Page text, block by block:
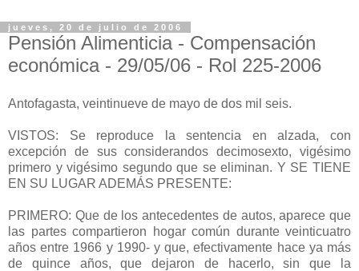
jueves, 20 de julio de 2006
Pensión Alimenticia - Compensación
económica - 29/05/06 - Rol 225-2006
Antofagasta, veintinueve de mayo de dos mil seis.
VISTOS: Se reproduce la sentencia en alzada, con
excepción de sus considerandos decimosexto, vigésimo
primero y vigésimo segundo que se eliminan. Y SE TIENE
EN SU LUGAR ADEMÁS PRESENTE:
PRIMERO: Que de los antecedentes de autos, aparece que
las partes compartieron hogar común durante veinticuatro
años entre 1966 y 1990- y que, efectivamente hace ya más
de quince años, que dejaron de hacerlo, sin que la